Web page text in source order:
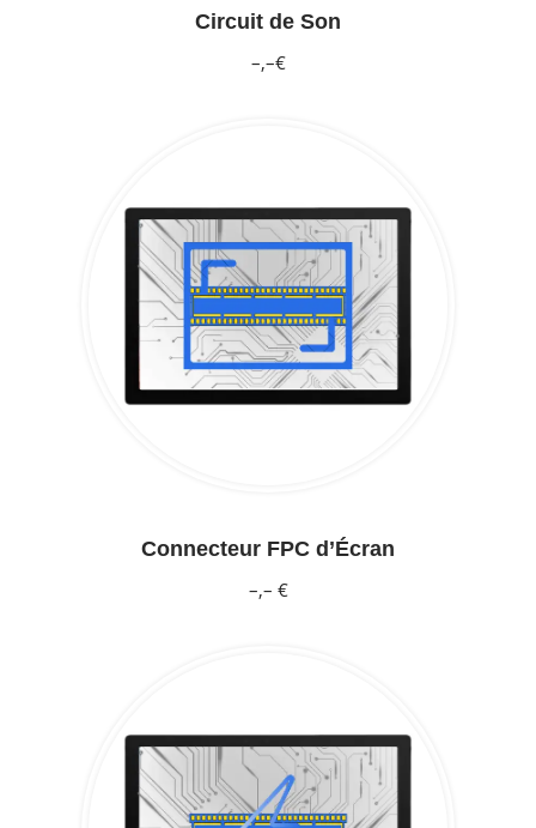
Circuit de Son
–,–€
Connecteur FPC d’Écran
–,– €